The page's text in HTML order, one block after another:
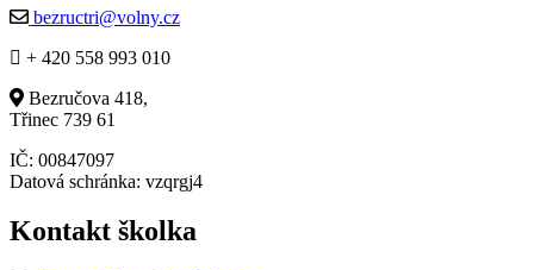
bezructri@volny.cz
+ 420 558 993 010
Bezručova 418,
Třinec 739 61
IČ: 00847097
Datová schránka: vzqrgj4
Kontakt školka